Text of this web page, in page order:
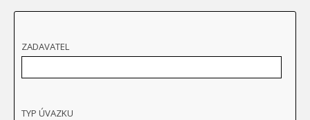
ZADAVATEL
TYP ÚVAZKU